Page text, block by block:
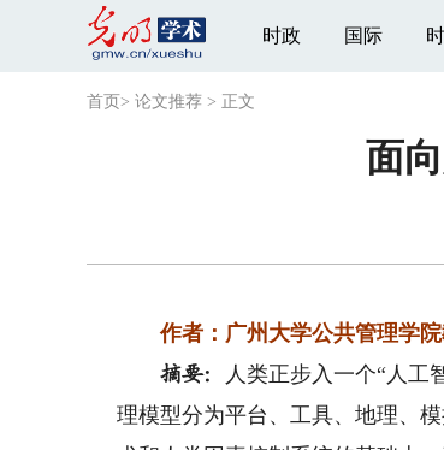
时政 国际
首页 > 论文推荐 > 正文
面
作者：广州大学公共管理学院
摘要：
人类正步入一个“人工
理模型分为平台、工具、地理、